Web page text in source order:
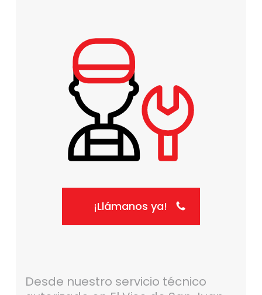
¡Llámanos ya!
Desde nuestro servicio técnico